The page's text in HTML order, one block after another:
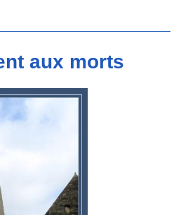
aux morts